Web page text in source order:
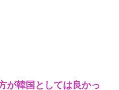
が韓国としては良かっ